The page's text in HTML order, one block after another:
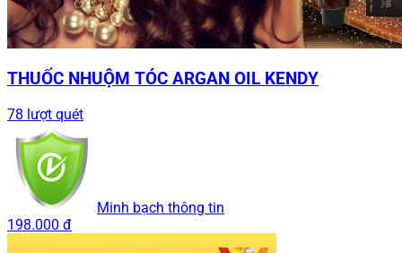
THUỐC NHUỘM TÓC ARGAN OIL KENDY
78 lượt quét
Minh bạch thông tin
198.000 đ